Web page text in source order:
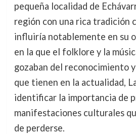
pequeña localidad de
región con una rica tradición
influiría notablemente en su
en la que el folklore y la
gozaban del reconocimiento
que tienen en la actualidad,
identificar la importancia de
manifestaciones culturales
de perderse.